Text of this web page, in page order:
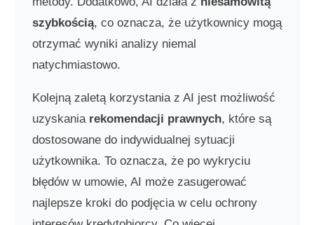
szybkością, co oznacza, że użytkownicy mogą
otrzymać wyniki analizy niemal
natychmiastowo.
Kolejną zaletą korzystania z AI jest możliwość
uzyskania rekomendacji prawnych, które są
dostosowane do indywidualnej sytuacji
użytkownika. To oznacza, że po wykryciu
błędów w umowie, AI może zasugerować
najlepsze kroki do podjęcia w celu ochrony